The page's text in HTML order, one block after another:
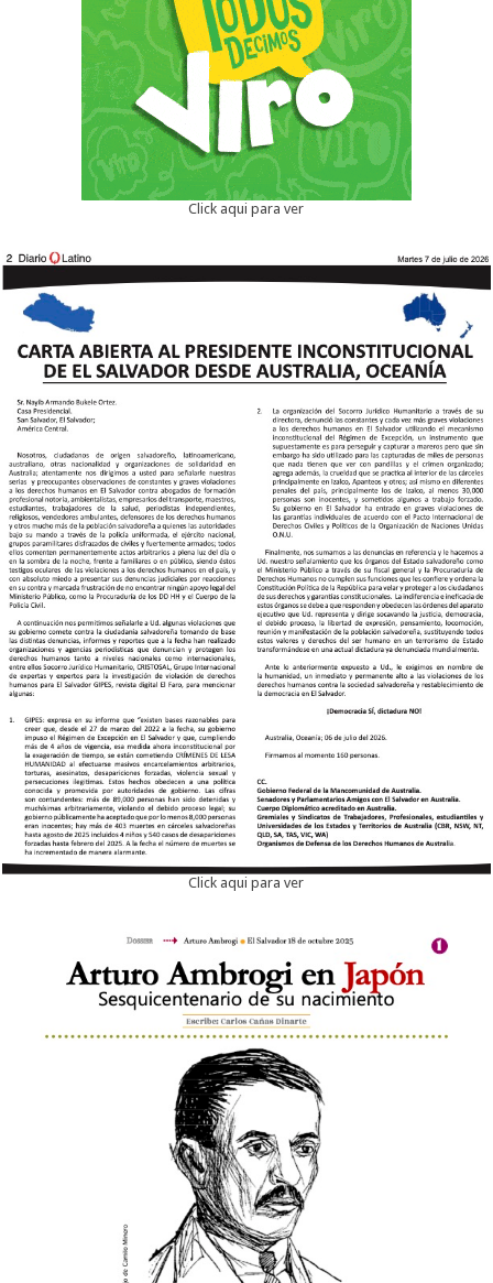
Click aqui para ver
Click aqui para ver